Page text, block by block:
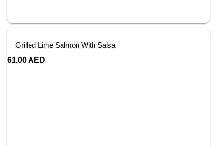
Grilled Lime Salmon With Salsa
61.00AED